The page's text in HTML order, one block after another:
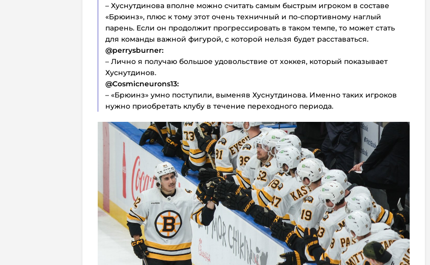
– Хуснутдинова вполне можно считать самым быстрым игроком в составе
«Брюинз», плюс к тому этот очень техничный и по-спортивному наглый
парень. Если он продолжит прогрессировать в таком темпе, то может стать
для команды важной фигурой, с которой нельзя будет расставаться.
@perrysburner:
– Лично я получаю большое удовольствие от хоккея, который показывает
Хуснутдинов.
@Cosmicneurons13:
– «Брюинз» умно поступили, выменяв Хуснутдинова. Именно таких игроков
нужно приобретать клубу в течение переходного периода.